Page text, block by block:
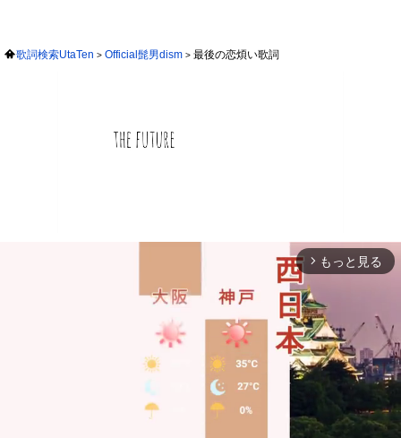
歌詞検索UtaTen Official髭男dism 最後の恋煩い歌詞
arrow_forward_ios もっと見る